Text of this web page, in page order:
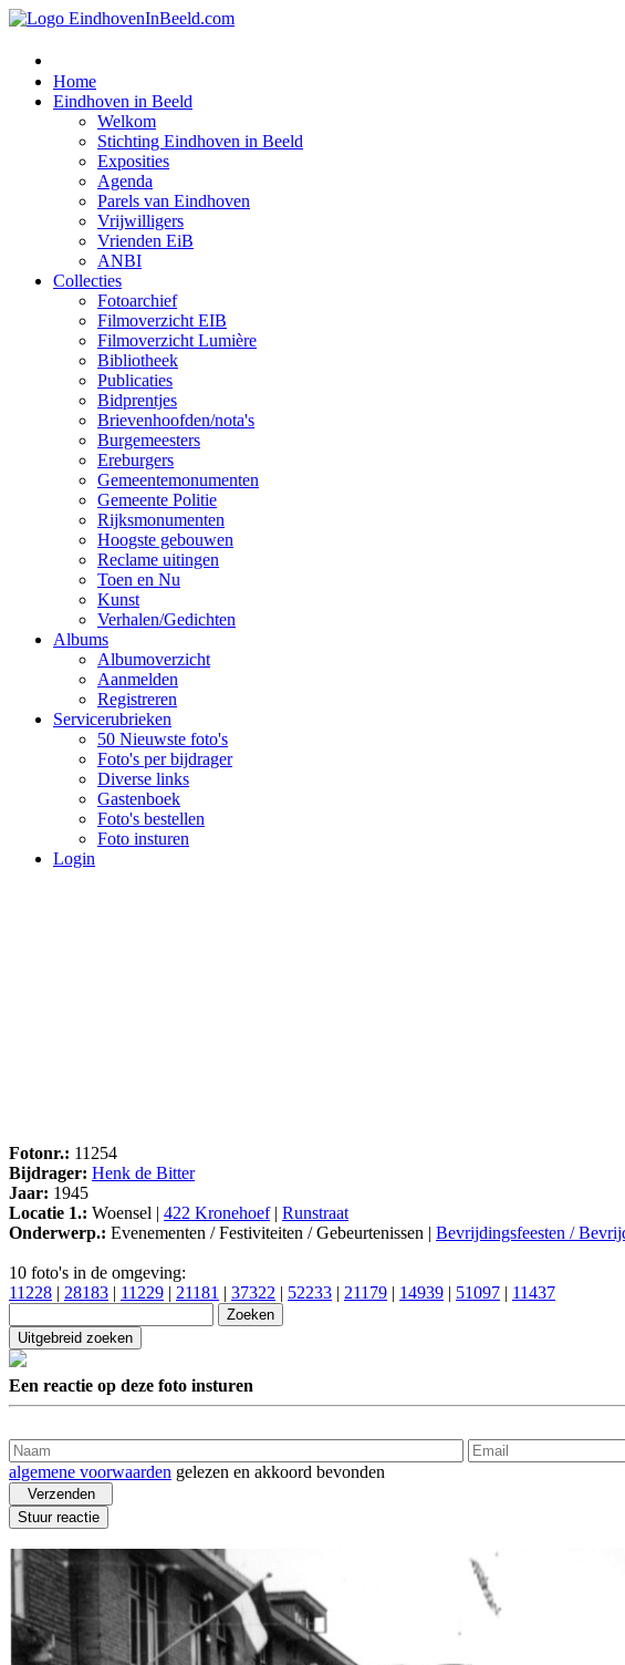
Home
Eindhoven in Beeld
Welkom
Stichting Eindhoven in Beeld
Exposities
Agenda
Parels van Eindhoven
Vrijwilligers
Vrienden EiB
ANBI
Collecties
Fotoarchief
Filmoverzicht EIB
Filmoverzicht Lumière
Bibliotheek
Publicaties
Bidprentjes
Brievenhoofden/nota's
Burgemeesters
Ereburgers
Gemeentemonumenten
Gemeente Politie
Rijksmonumenten
Hoogste gebouwen
Reclame uitingen
Toen en Nu
Kunst
Verhalen/Gedichten
Albums
Albumoverzicht
Aanmelden
Registreren
Servicerubrieken
50 Nieuwste foto's
Foto's per bijdrager
Diverse links
Gastenboek
Foto's bestellen
Foto insturen
Login
Fotonr.: 11254
Bijdrager: Henk de Bitter
Jaar: 1945
Locatie 1.: Woensel | 422 Kronehoef| Runstraat
Onderwerp.: Evenementen / Festiviteiten / Gebeurtenissen | Bevrijdingsfeesten /
10 foto's in de omgeving:
11228
28183 11229 21181 37322 52233 21179 14939 51097 11437
Een reactie op deze foto insturen
algemene voorwaarden gelezen en akkoord bevonden